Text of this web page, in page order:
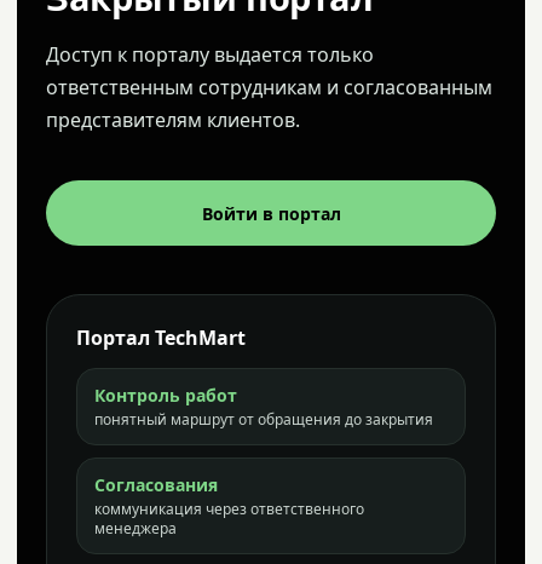
Доступ к порталу выдается только
ответственным сотрудникам и согласованным
представителям клиентов.
Войти в портал
Портал TechMart
Контроль работ
понятный маршрут от обращения до закрытия
Согласования
коммуникация через ответственного
менеджера